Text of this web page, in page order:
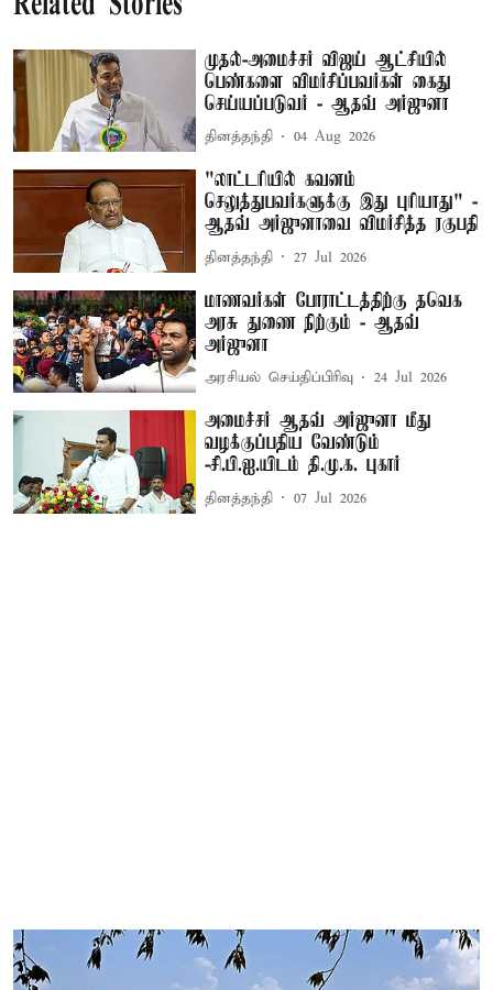
முதல்-அமைச்சர் விஜய் ஆட்சியில்
பெண்களை விமர்சிப்பவர்கள் கைது
செய்யப்படுவர் - ஆதவ் அர்ஜுனா
தினத்தந்தி 04 Aug 2026
"லாட்டரியில் கவனம்
செலுத்துபவர்களுக்கு இது புரியாது" -
ஆதவ் அர்ஜுனாவை விமர்சித்த ரகுபதி
தினத்தந்தி 27 Jul 2026
மாணவர்கள் போராட்டத்திற்கு தவெக
அரசு துணை நிற்கும் - ஆதவ்
அர்ஜுனா
அரசியல் செய்திப்பிரிவு 24 Jul 2026
அமைச்சர் ஆதவ் அர்ஜுனா மீது
வழக்குப்பதிய வேண்டும்
-சி.பி.ஐ.யிடம் தி.மு.க. புகார்
தினத்தந்தி 07 Jul 2026